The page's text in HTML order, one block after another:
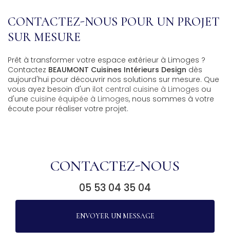
CONTACTEZ-NOUS POUR UN PROJET
SUR MESURE
Prêt à transformer votre espace extérieur à Limoges ?
Contactez BEAUMONT Cuisines Intérieurs Design dès
aujourd'hui pour découvrir nos solutions sur mesure. Que
vous ayez besoin d'un ilot central cuisine à Limoges ou
d'une cuisine équipée à Limoges, nous sommes à votre
écoute pour réaliser votre projet.
CONTACTEZ-NOUS
05 53 04 35 04
ENVOYER UN MESSAGE